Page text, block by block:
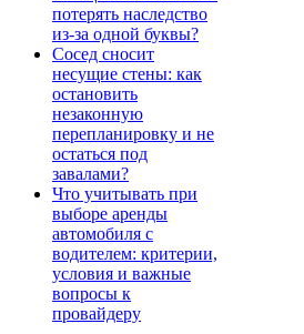
потерять наследство
из-за одной буквы?
Сосед сносит
несущие стены: как
остановить
незаконную
перепланировку и не
остаться под
завалами?
Что учитывать при
выборе аренды
автомобиля с
водителем: критерии,
условия и важные
вопросы к
провайдеру